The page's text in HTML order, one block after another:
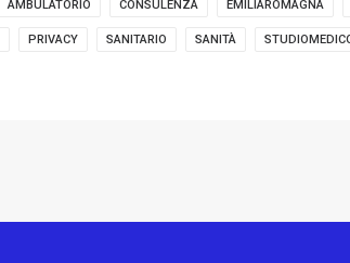
AMBULATORIO CONSULENZA EMILIAROMAGNA
PRIVACY SANITARIO SANITÀ